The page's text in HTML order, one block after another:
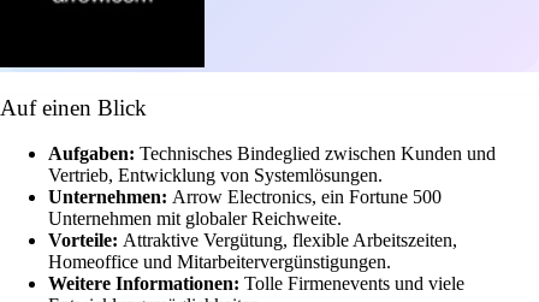
Auf einen Blick
Aufgaben: Technisches Bindeglied zwischen Kunden und
Vertrieb, Entwicklung von Systemlösungen.
Unternehmen: Arrow Electronics, ein Fortune 500
Unternehmen mit globaler Reichweite.
Vorteile: Attraktive Vergütung, flexible Arbeitszeiten,
Homeoffice und Mitarbeitervergünstigungen.
Weitere Informationen: Tolle Firmenevents und viele